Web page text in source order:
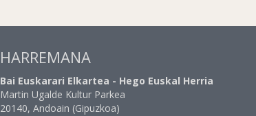
HARREMANA
Bai Euskarari Elkartea - Hego Euskal Herria
Martin Ugalde Kultur Parkea
20140, Andoain (Gipuzkoa)